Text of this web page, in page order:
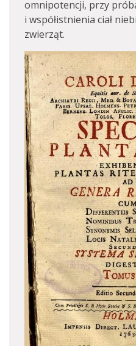
omnipotencji, przy
i współistnienia ciał
zwierząt.